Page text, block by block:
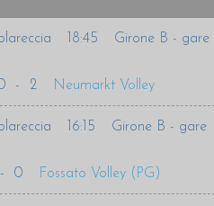
18:45
Girone B - gare
- 2 Neumarkt Volley
16:15
Girone B - gare
- 0 Fossato Volley (PG)